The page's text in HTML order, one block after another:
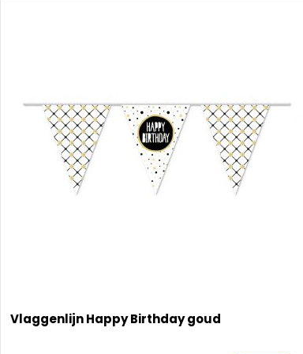
Vlaggenlijn Happy Birthday goud